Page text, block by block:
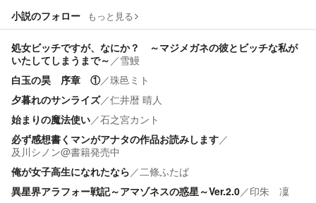
小説のフォロー もっと見る
処女ビッチですが、なにか？ ～マジメガネの彼とビッチな私が
いたしてしまうまで～ ／雪鰻
白玉の昊 序章 ①／珠邑ミト
夕暮れのサンライズ／仁井暦 晴人
始まりの魔法使い／石之宮カント
必ず感想書くマンがアナタの作品お読みします／
及川シノン@書籍発売中
俺が女子高生になれたなら／二條ふたば
異星界アラフォー戦記～アマゾネスの惑星～Ver.2.0／印朱 凜